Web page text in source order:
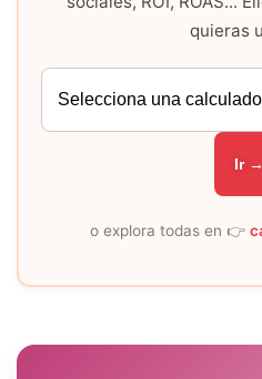
quieras
Ir →
o explora todas en 👉